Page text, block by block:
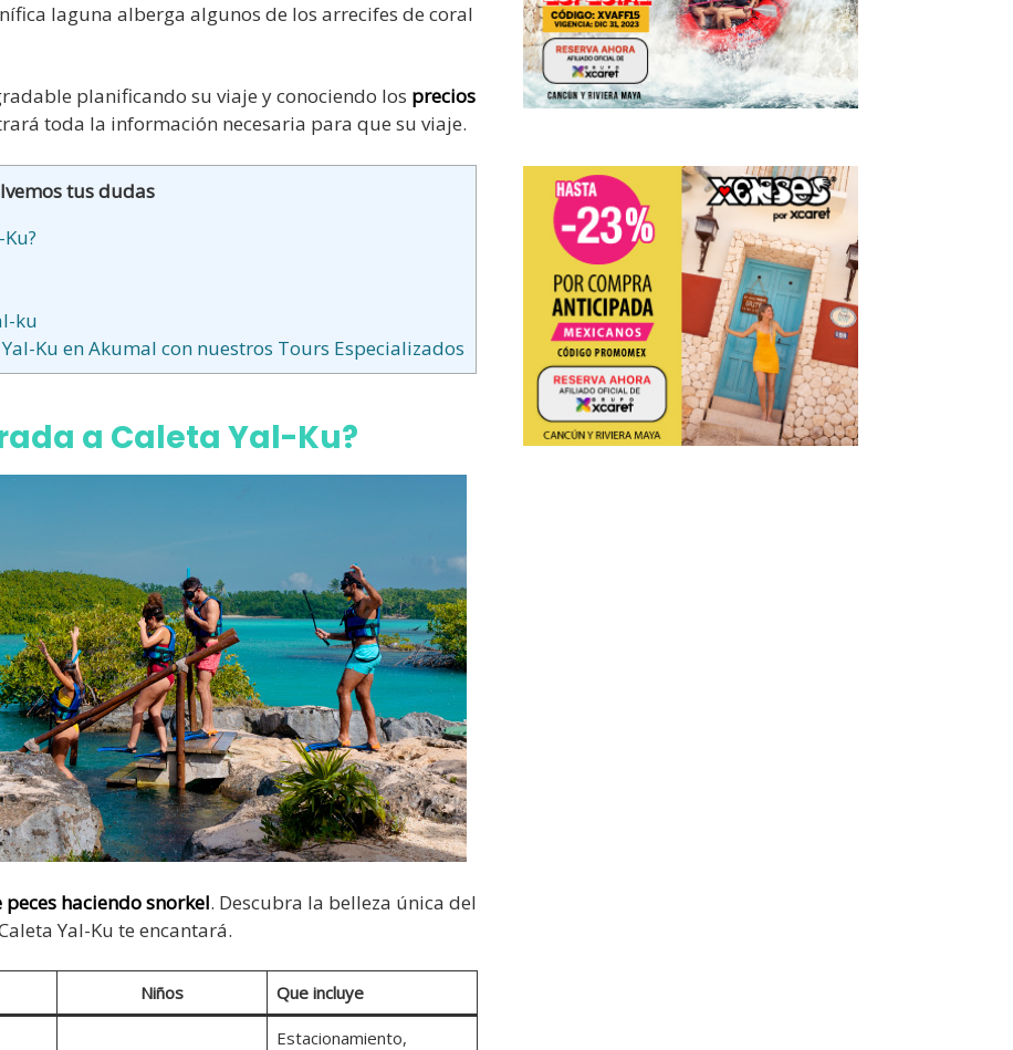
laguna alberga algunos de los arrecifes de coral
planificando su viaje y conociendo los precios
toda la información necesaria para que su viaje.
tus dudas
ku
Ku en Akumal con nuestros Tours Especializados
a Caleta Yal-Ku?
haciendo snorkel. Descubra la belleza única del
Yal-Ku te encantará.
Niños Que incluye
Estacionamiento,